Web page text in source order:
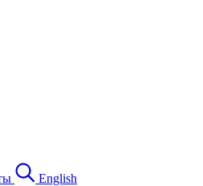
English